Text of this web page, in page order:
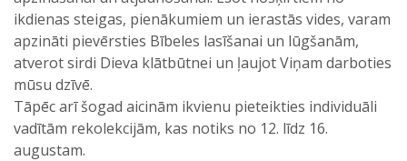
ikdienas steigas, pienākumiem un ierastās vides, varam
apzināti pievērsties Bībeles lasīšanai un lūgšanām,
atverot sirdi Dieva klātbūtnei un ļaujot Viņam darboties
mūsu dzīvē.
Tāpēc arī šogad aicinām ikvienu pieteikties individuāli
vadītām rekolekcijām, kas notiks no 12. līdz 16.
augustam.